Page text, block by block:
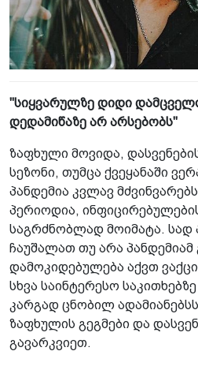
"სიყვარულზე დიდი
დედამიწაზე არ არსებობს"
ზაფხული მოვიდა,
სეზონი, თუმცა ქვეყანაში
პანდემია კვლავ
პერიოდია,
საგრძნობლად მოიმატა. სად
ჩაუშალათ თუ არა პანდემიამ
დამოკიდებულება აქვთ
სხვა საინტერესო
კარგად ცნობილ
ზაფხულის გეგმები და
გავარკვიეთ.